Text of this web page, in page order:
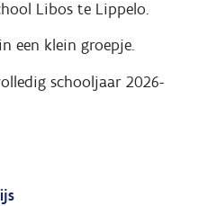
Libos te Lippelo.
een klein groepje.
schooljaar 2026-